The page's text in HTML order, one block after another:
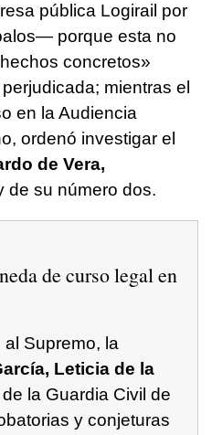
pública Logirail por
porque esta no
concretos»
mientras el
en la Audiencia
ordenó investigar el
de Vera,
de su número dos.
de curso legal en
al Supremo, la
Leticia de la
la Guardia Civil de
y conjeturas